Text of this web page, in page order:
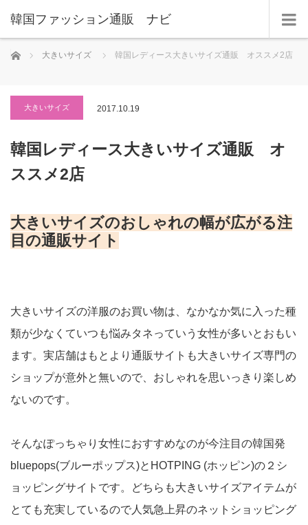
韓国ファッション通販 ナビ
ホーム 大きいサイズ 韓国レディース大きいサイズ通販 オススメ2店
大きいサイズ 2017.10.19
韓国レディース大きいサイズ通販 オ
ススメ2店
大きいサイズのおしゃれの幅が広がる注
目の通販サイト
大きいサイズの洋服のお買い物は、なかなか気に入った種
類が少なくていつも悩みタネっていう女性が多いとおもい
ます。実店舗はもとより通販サイトも大きいサイズ専門の
ショップが意外と無いので、おしゃれを思いっきり楽しめ
ないのです。
そんなぽっちゃり女性におすすめなのが今注目の韓国発
bluepops(ブルーポップス)とHOTPING (ホッピン)の２シ
ョッピングサイトです。どちらも大きいサイズアイテムが
とても充実しているので人気急上昇のネットショッピング